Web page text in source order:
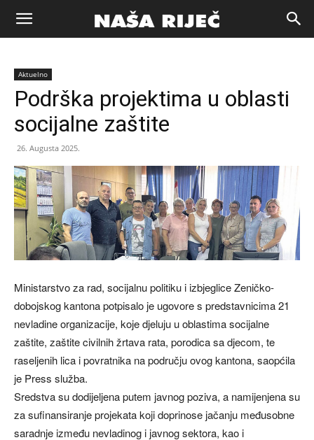
Naša
riječ
Aktuelno
Podrška projektima u oblasti
socijalne zaštite
26. Augusta 2025.
Ministarstvo za rad, socijalnu politiku i izbjeglice Zeničko-
dobojskog kantona potpisalo je ugovore s predstavnicima 21
nevladine organizacije, koje djeluju u oblastima socijalne
zaštite, zaštite civilnih žrtava rata, porodica sa djecom, te
raseljenih lica i povratnika na području ovog kantona, saopćila
je Press služba.
Sredstva su dodijeljena putem javnog poziva, a namijenjena su
za sufinansiranje projekata koji doprinose jačanju međusobne
saradnje između nevladinog i javnog sektora, kao i